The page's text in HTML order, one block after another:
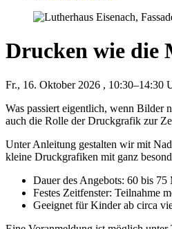
Drucken wie die
Fr., 16. Oktober 2026 , 10:30–14:30
Was passiert eigentlich, wenn Bilder
auch die Rolle der Druckgrafik zur
Unter Anleitung gestalten wir mit
kleine Druckgrafiken mit ganz
Dauer des Angebots: 60 bis 75
Festes Zeitfenster: Teilnahme
Geeignet für Kinder ab circa